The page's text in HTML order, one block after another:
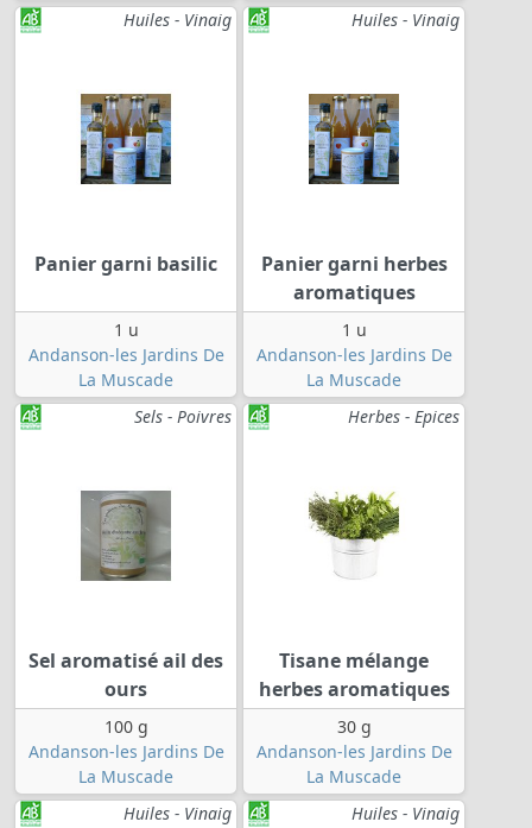
Huiles - Vinaig
Panier garni basilic
1 u
Andanson-les Jardins De
La Muscade
Huiles - Vinaig
Panier garni herbes
aromatiques
1 u
Andanson-les Jardins De
La Muscade
Sels - Poivres
Sel aromatisé ail des
ours
100 g
Andanson-les Jardins De
La Muscade
Herbes - Epices
Tisane mélange
herbes aromatiques
30 g
Andanson-les Jardins De
La Muscade
Huiles - Vinaig
Huiles - Vinaig